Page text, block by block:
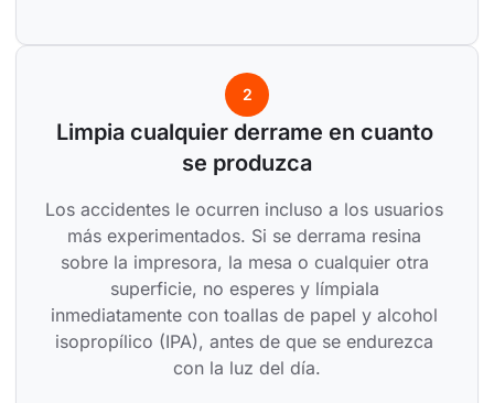
2
Limpia cualquier derrame en cuanto
se produzca
Los accidentes le ocurren incluso a los usuarios
más experimentados. Si se derrama resina
sobre la impresora, la mesa o cualquier otra
superficie, no esperes y límpiala
inmediatamente con toallas de papel y alcohol
isopropílico (IPA), antes de que se endurezca
con la luz del día.